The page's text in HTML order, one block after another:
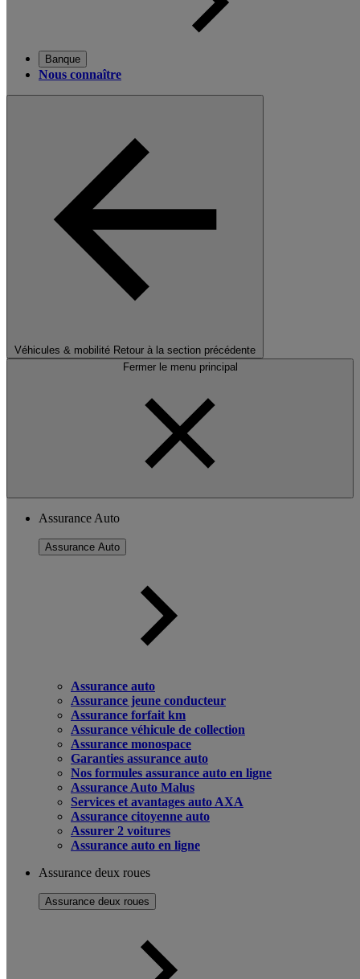
Banque
Nous connaître
Véhicules & mobilité Retour à la section précédente
Fermer le menu principal
Assurance Auto
Assurance Auto
Assurance auto
Assurance jeune conducteur
Assurance forfait km
Assurance véhicule de collection
Assurance monospace
Garanties assurance auto
Nos formules assurance auto en ligne
Assurance Auto Malus
Services et avantages auto AXA
Assurance citoyenne auto
Assurer 2 voitures
Assurance auto en ligne
Assurance deux roues
Assurance deux roues